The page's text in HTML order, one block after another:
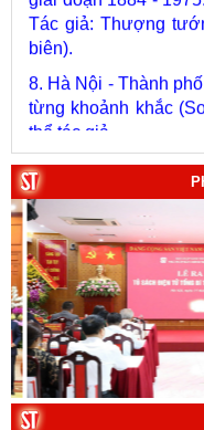
biên).
8. Hà Nội - Thành
từng khoảnh khắc
thể tác giả.
9. Đường Hồ Chí
của dân tộc Việt
(Viện Lịch sử Đảng).
10. Một vành đai,
Trung Quốc đến
giả:Michael H.
Daugherty (Đồng tác